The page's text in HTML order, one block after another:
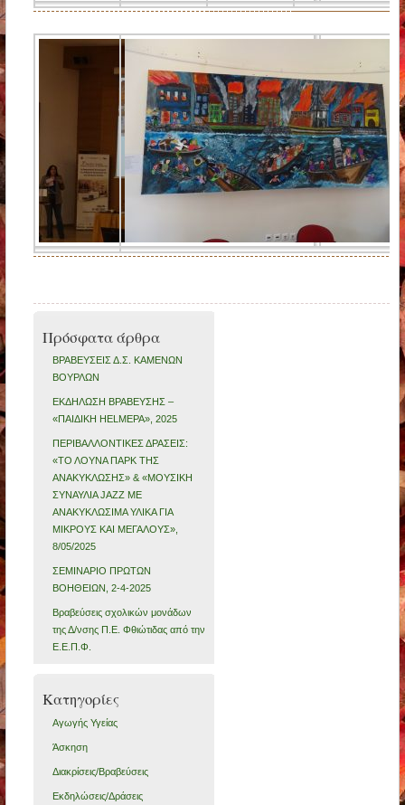
Πρόσφατα άρθρα
ΒΡΑΒΕΥΣΕΙΣ Δ.Σ. ΚΑΜΕΝΩΝ
ΒΟΥΡΛΩΝ
ΕΚΔΗΛΩΣΗ ΒΡΑΒΕΥΣΗΣ –
«ΠΑΙΔΙΚΗ HELMEPA», 2025
ΠΕΡΙΒΑΛΛΟΝΤΙΚΕΣ ΔΡΑΣΕΙΣ:
«ΤΟ ΛΟΥΝΑ ΠΑΡΚ ΤΗΣ
ΑΝΑΚΥΚΛΩΣΗΣ» & «ΜΟΥΣΙΚΗ
ΣΥΝΑΥΛΙΑ JAZZ ΜΕ
ΑΝΑΚΥΚΛΩΣΙΜΑ ΥΛΙΚΑ ΓΙΑ
ΜΙΚΡΟΥΣ ΚΑΙ ΜΕΓΑΛΟΥΣ»,
8/05/2025
ΣΕΜΙΝΑΡΙΟ ΠΡΩΤΩΝ
ΒΟΗΘΕΙΩΝ, 2-4-2025
Βραβεύσεις σχολικών μονάδων
της Δ/νσης Π.Ε. Φθιώτιδας από την
Ε.Ε.Π.Φ.
Kατηγορίες
Αγωγής Υγείας
Άσκηση
Διακρίσεις/Βραβεύσεις
Εκδηλώσεις/Δράσεις